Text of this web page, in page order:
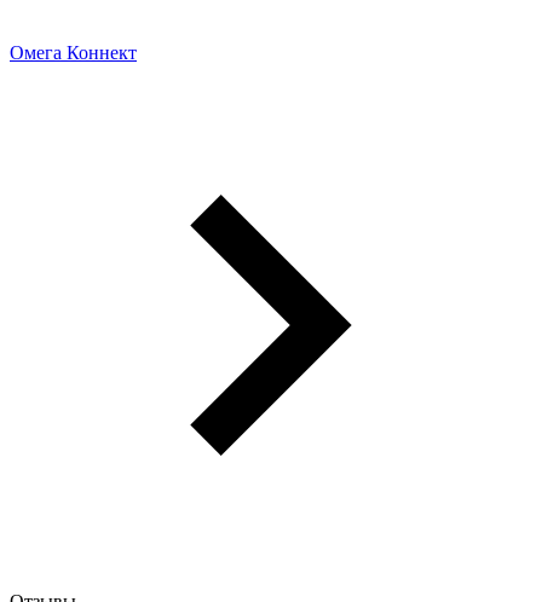
Омега Коннект